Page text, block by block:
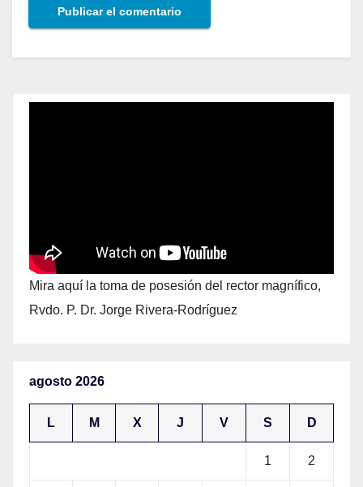
Mira aquí la toma de posesión del rector magnífico,
Rvdo. P. Dr. Jorge Rivera-Rodríguez
agosto 2026
L M X J V S D
1 2